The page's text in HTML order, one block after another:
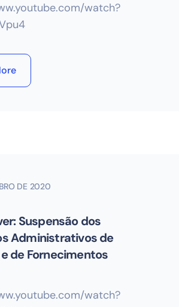
watch?
DE 2020
Suspensão dos
Administrativos de
de Fornecimentos
watch?